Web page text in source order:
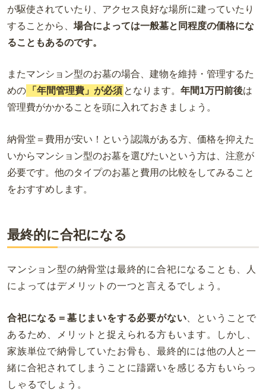
が駆使されていたり、アクセス良好な場所に建っていたり
することから、 場合によっては一般墓と同程度の価格にな
ることもあるのです。
またマンション型のお墓の場合、建物を維持・管理するた
めの
「年間管理費」が必須 となります。 年間1万円前後は
管理費がかかることを頭に入れておきましょう。
納骨堂＝費用が安い！という認識がある方、価格を抑えた
いからマンション型のお墓を選びたいという方は、注意が
必要です。他のタイプのお墓と費用の比較をしてみること
をおすすめします。
最終的に合祀になる
マンション型の納骨堂は最終的に合祀になることも、人
によってはデメリットの一つと言えるでしょう。
合祀になる＝墓じまいをする必要がない 、ということで
あるため、メリットと捉えられる方もいます。しかし、
家族単位で納骨していたお骨も、最終的には他の人と一
緒に合祀されてしまうことに躊躇いを感じる方もいらっ
しゃるでしょう。